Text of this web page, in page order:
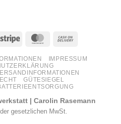
Stripe MasterCard
Delivery
IMPRESSUM
GÜTESIEGEL
| Carolin Rasemann
gesetzlichen MwSt.